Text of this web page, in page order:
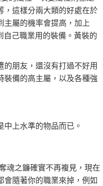
，這樣分兩大類的好處在於
主屬的機率會提高，加上
自己職業用的裝備。黃裝的
的朋友，還沒有打過不好用
裝備的高主屬，以及各種強
上水準的物品而已。
魂之鐮確實不再複見，現在
會隨著你的職業來掉，例如